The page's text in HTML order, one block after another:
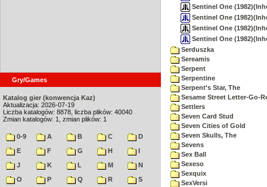
Gry/Games
Katalog gier (konwencja Kaz)
Aktualizacja: 2026-07-19
Liczba katalogów: 8878, liczba plików: 40040
Zmian katalogów: 1, zmian plików: 1
0-9 A B C
D
E
F G H
I
J
K L M
N
O
P Q R
S
Sentinel One
Sentinel One
Sentinel One
Sentinel One
Serduszka
Sereamis
Serpent
Serpentine
Serpent's Star, The
Sesame Street Letter-Go-
Settlers
Seven Card Stud
Seven Cities of Gold
Seven Skulls, The
Sevens
Sex Ball
Sexeso
Sexquix
SexVersi